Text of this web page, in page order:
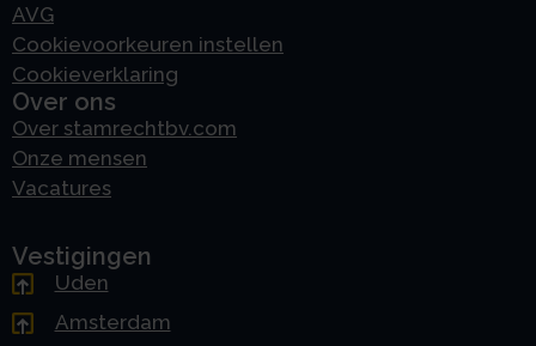
AVG
Cookievoorkeuren instellen
Cookieverklaring
Over ons
Over stamrechtbv.com
Onze mensen
Vacatures
Vestigingen
Uden
Amsterdam